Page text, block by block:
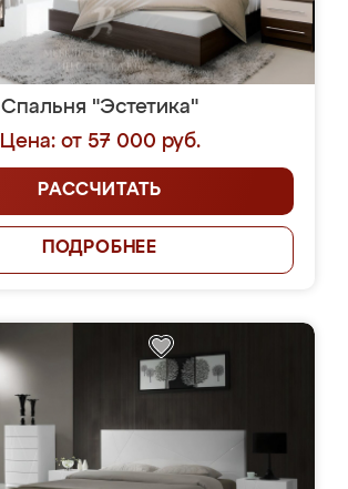
Спальня "Эстетика"
Цена: от 57 000 руб.
РАССЧИТАТЬ
ПОДРОБНЕЕ